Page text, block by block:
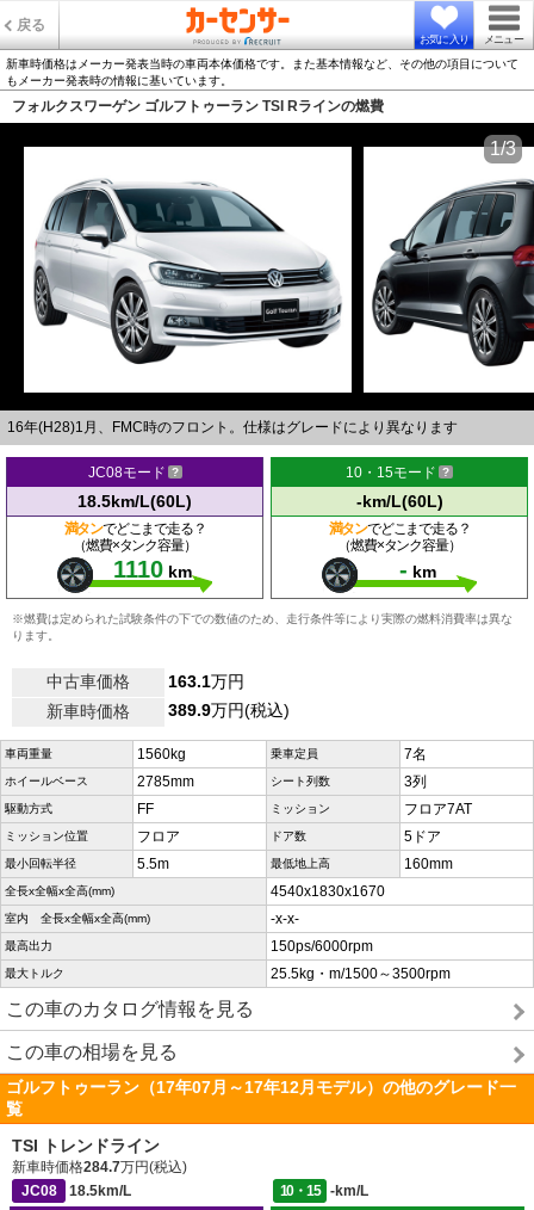
戻る
お気に入り メニュー
新車時価格はメーカー発表当時の車両本体価格です。また基本情報など、その他の項目について
もメーカー発表時の情報に基いています。
フォルクスワーゲン ゴルフトゥーラン TSI Rラインの燃費
16年(H28)1月、FMC時のフロント。仕様はグレードにより異なります
1/3
JC08モード
18.5km/L(60L)
満タンでどこまで走る？
（燃費×タンク容量）
1110 km
10・15モード
-km/L(60L)
満タンでどこまで走る？
（燃費×タンク容量）
- km
※燃費は定められた試験条件の下での数値のため、走行条件等により実際の燃料消費率は異な
ります。
中古車価格 163.1万円
新車時価格
389.9万円(税込)
車両重量 1560kg 乗車定員 7名
ホイールベース 2785mm シート列数 3列
駆動方式 FF ミッション フロア7AT
ミッション位置 フロア ドア数 5ドア
最小回転半径 5.5m 最低地上高 160mm
全長x全幅x全高(mm) 4540x1830x1670
室内 全長x全幅x全高(mm) -x-x-
最高出力 150ps/6000rpm
最大トルク 25.5kg・m/1500～3500rpm
この車のカタログ情報を見る
この車の相場を見る
ゴルフトゥーラン（17年07月～17年12月モデル）の他のグレード一
覧
TSI トレンドライン
新車時価格284.7万円(税込)
JC08
18.5km/L 10・15
-km/L